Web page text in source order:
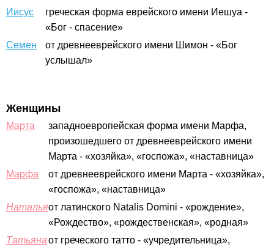
Иисус
греческая форма еврейского имени Иешуа -
«Бог - спасение»
Семен
от древнееврейского имени Шимон - «Бог
услышал»
Женщины
Марта
западноевропейская форма имени Марфа,
произошедшего от древнееврейского имени
Марта - «хозяйка», «госпожа», «наставница»
Марфа
от древнееврейского имени Марта - «хозяйка»,
«госпожа», «наставница»
Натальяот латинского Natalis Domini - «рождение»,
«Рождество», «рождественская», «родная»
Татьянаот греческого татто - «учредительница»,